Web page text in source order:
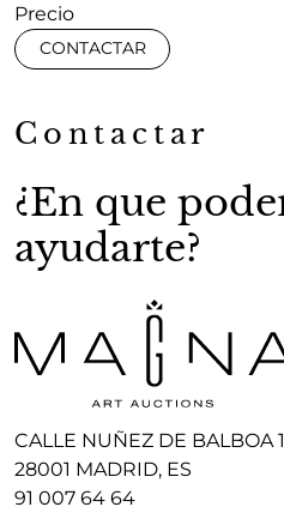
Precio
CONTACTAR
Contactar
¿En que
ayudarte?
CALLE NUÑEZ DE BALBOA
28001 MADRID, ES
91 007 64 64